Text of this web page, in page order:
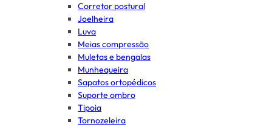
Corretor postural
Joelheira
Luva
Meias compressão
Muletas e bengalas
Munhequeira
Sapatos ortopédicos
Suporte ombro
Tipoia
Tornozeleira